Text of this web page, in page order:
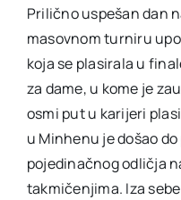
Prilično uspešan dan
masovnom turniru
koja se plasirala u
za dame, u kome je
osmi put u karijeri
u Minhenu je došao
pojedinačnog odličja
takmičenjima. Iza